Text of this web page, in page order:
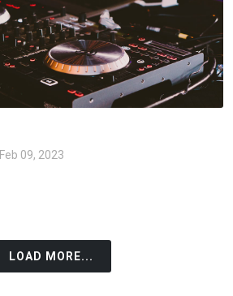
Feb 09, 2023
LOAD MORE...